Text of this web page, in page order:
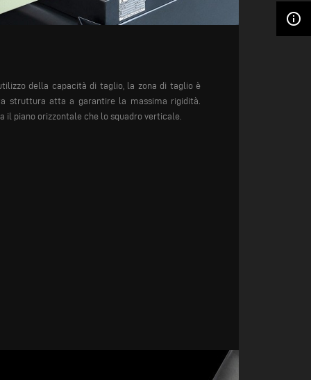
info_outline
della capacità di taglio, la zona di taglio è
struttura atta a garantire la massima rigidità.
il piano orizzontale che lo squadro verticale.